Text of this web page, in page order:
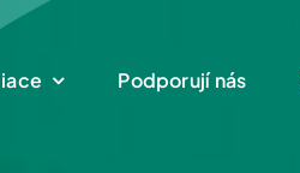
Podporují nás